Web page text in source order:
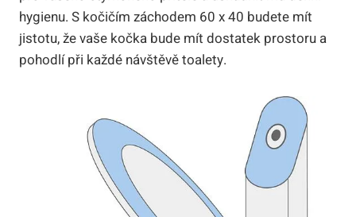
hygienu. S kočičím záchodem 60 x 40 budete mít
jistotu, že vaše kočka bude mít dostatek prostoru a
pohodlí při každé návštěvě toalety.